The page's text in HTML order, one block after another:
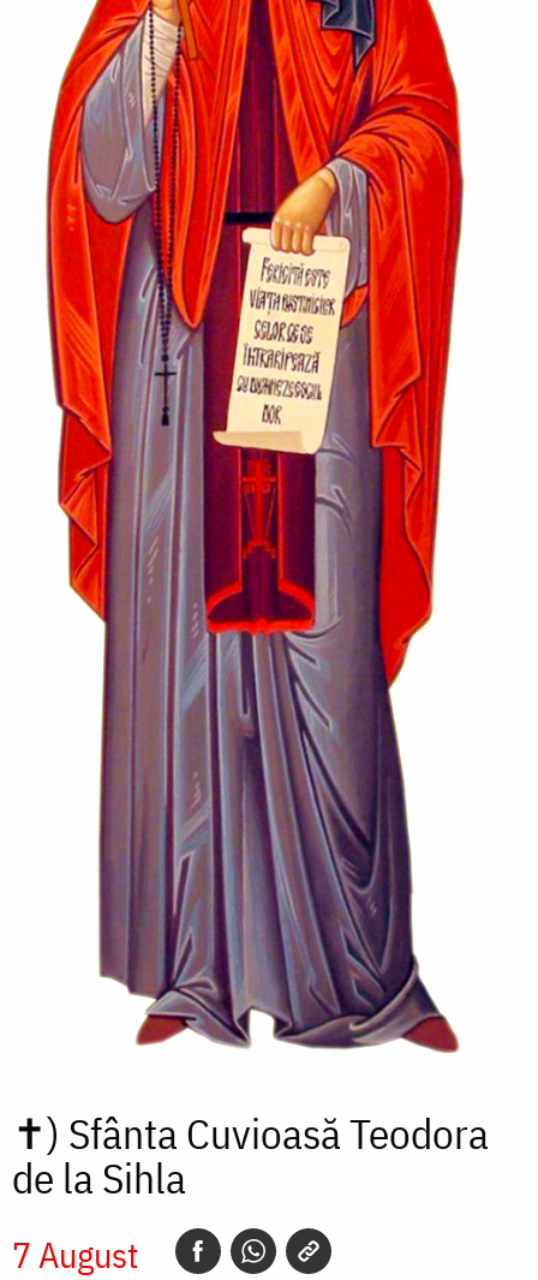
✝) Sfânta Cuvioasă Teodora
de la Sihla
7 August